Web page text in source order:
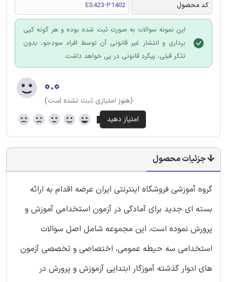
کد محصول
ES423-P1402
این نمونه سوالات به صورت ثبت شده بوده و هر گونه کپی
برداری و انتشار غیر قانونی آن توسط افراد سودجو، بدون
تذکر قبلی، پیگرد قانونی در پی خواهد داشت.
۰.۰
(هنوز امتیازی ثبت نشده است)
جزئیات محصول
گروه آموزشی فروشگاه اینترنتی ایران عرضه اقدام به ارائه
بسته ای جدید برای آمادگی در آزمون استخدامی آموزش و
پرورش نموده است، این مجموعه شامل اصل سوالات
استخدامی سه حیطه عمومی، اختصاصی و تخصصی آزمون
های ادوار گذشته آموزگار ابتدایی آزموزش و پرورش در